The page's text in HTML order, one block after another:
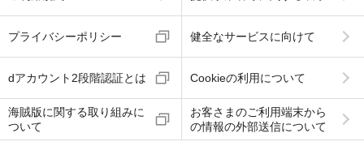
プライバシーポリシー 健全なサービスに向けて
dアカウント2段階認証とは Cookieの利用について
海賊版に関する取り組みに
ついて
お客さまのご利用端末から
の情報の外部送信について